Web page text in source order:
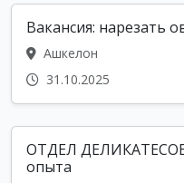
Вакансия: нарезать
Ашкелон
31.10.2025
ОТДЕЛ
опыта